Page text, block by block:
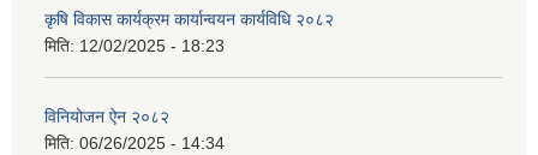
कृषि विकास कार्यक्रम कार्यान्वयन कार्यविधि २०८२
मिति: 12/02/2025 - 18:23
विनियोजन ऐन २०८२
मिति: 06/26/2025 - 14:34